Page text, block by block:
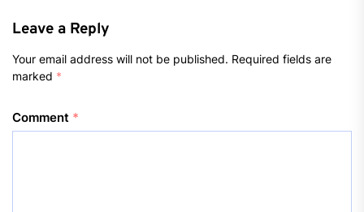
Leave a Reply
Your email address will not be published. Required fields are
marked *
Comment *